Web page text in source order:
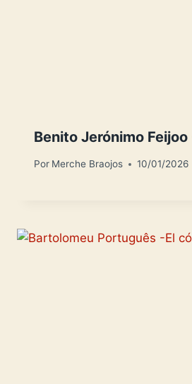
Benito Jerónimo
Por Merche Braojos 10/01/2026